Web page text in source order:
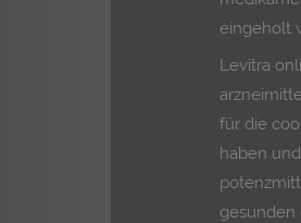
eingeholt
Levitra
für die
haben
gesunden